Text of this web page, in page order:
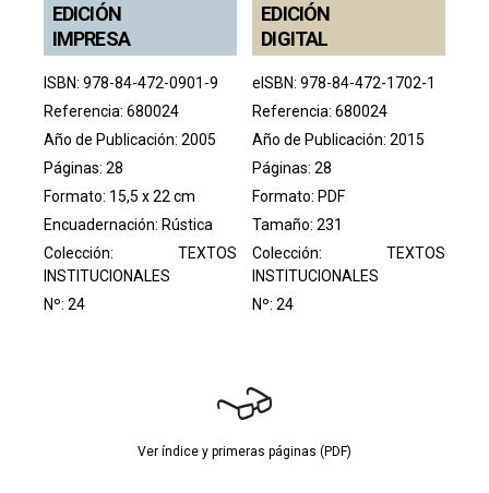
EDICIÓN
IMPRESA
ISBN: 978-84-472-0901-9
Referencia: 680024
Año de Publicación: 2005
Páginas: 28
Formato: 15,5 x 22 cm
Encuadernación: Rústica
Colección: TEXTOS
INSTITUCIONALES
Nº: 24
EDICIÓN
DIGITAL
eISBN: 978-84-472-1702-1
Referencia: 680024
Año de Publicación: 2015
Páginas: 28
Formato: PDF
Tamaño: 231
Colección: TEXTOS
INSTITUCIONALES
Nº: 24
Ver índice y primeras páginas (PDF)